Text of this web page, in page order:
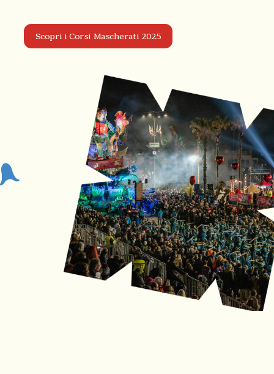
Scopri i Corsi Mascherati 2025